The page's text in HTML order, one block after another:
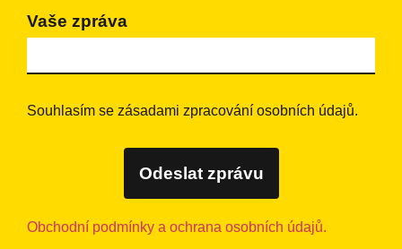
Vaše zpráva
Souhlasím se zásadami zpracování osobních údajů.
Odeslat zprávu
Obchodní podmínky a ochrana osobních údajů.